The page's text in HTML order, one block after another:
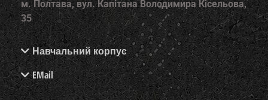
м. Полтава, вул. Капітана Володимира Кісельова,
35
Навчальний корпус
EMail